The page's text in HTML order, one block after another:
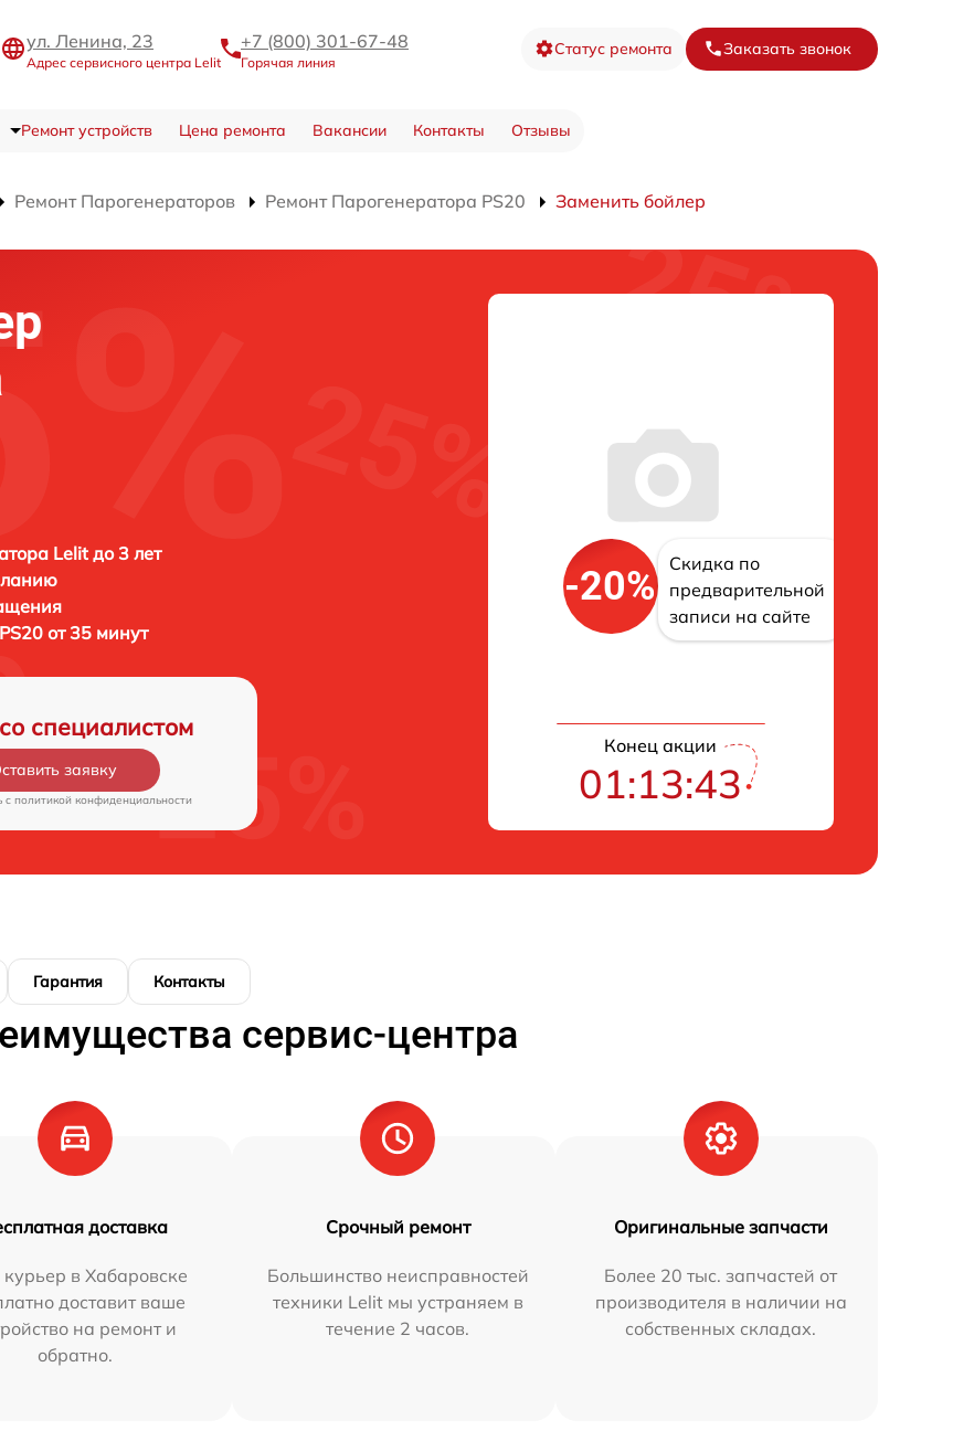
ул. Ленина, 23
Адрес сервисного центра Lelit
+7 (800) 301-67-48
Горячая линия
Статус ремонта Заказать звонок
Ремонт устройств Цена ремонта Вакансии Контакты Отзывы
Ремонт Парогенераторов Ремонт Парогенератора PS20 Заменить бойлер
Lelit до 3 лет
от 35 минут
специалистом
заявку
c политикой конфиденциальности
-20%
Скидка по
предварительной
записи на сайте
Конец акции
01:13:42
Гарантия Контакты
сервис-центра
доставка
в Хабаровске
доставит ваше
на ремонт и
обратно.
Срочный ремонт
Большинство неисправностей
техники Lelit мы устраняем в
течение 2 часов.
Оригинальные запчасти
Более 20 тыс. запчастей от
производителя в наличии на
собственных складах.